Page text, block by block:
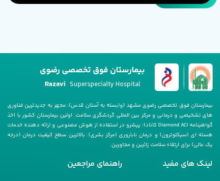
بیمارستان فوق تخصصی رضوی
Razavi Superspecialty Hospital
بیمارستان فوق تخصصی رضوی مشهد (وابسته به آستان قدس)، مجهز به جدیدترین فناوری
های تشخیصی و درمانی و مرکز بین المللی گردشگری سلامت. اولین بیمارستان کشور با اخذ
گواهینامه Diamond ACI کانادا؛ پیشرو در استفاده از هوش مصنوعی و ارائه دهنده خدمات
هسته ای (سیکلوترون) و درمان ناباروری (مرکز بشری). بالاترین سطح کیفیت درمان (درجه
یک عالی) برای ارتقاء سلامت زائرین و مجاورین.
لینک های مفید راهنمای مراجعین